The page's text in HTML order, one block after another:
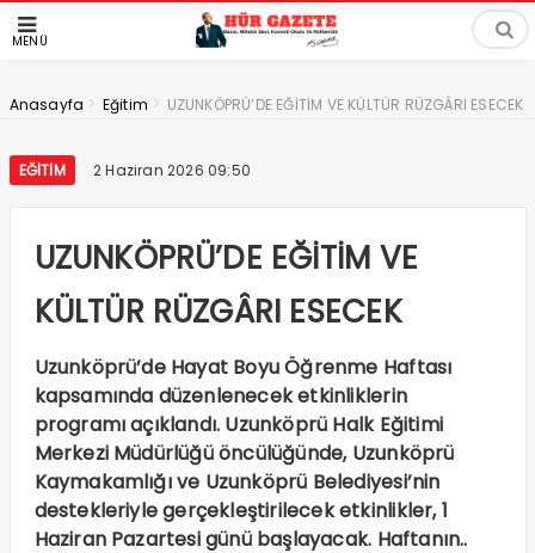
MENÜ
Anasayfa > Eğitim > UZUNKÖPRÜ’DE EĞİTİM VE KÜLTÜR RÜZGÂRI ESECEK
EĞITIM 2 Haziran 2026 09:50
UZUNKÖPRÜ’DE EĞİTİM VE
KÜLTÜR RÜZGÂRI ESECEK
Uzunköprü’de Hayat Boyu Öğrenme Haftası
kapsamında düzenlenecek etkinliklerin
programı açıklandı. Uzunköprü Halk Eğitimi
Merkezi Müdürlüğü öncülüğünde, Uzunköprü
Kaymakamlığı ve Uzunköprü Belediyesi’nin
destekleriyle gerçekleştirilecek etkinlikler, 1
Haziran Pazartesi günü başlayacak. Haftanın..